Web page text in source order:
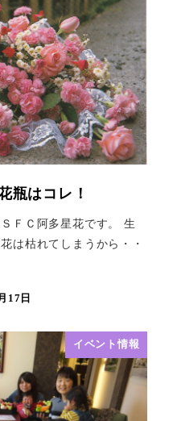
瓶はコレ！
ＦＣ阿多星花です。 生
は枯れてしまうから・・
17日
イベント情報